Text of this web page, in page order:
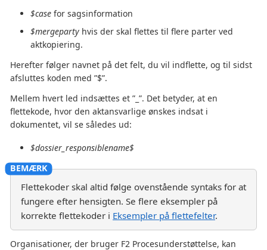
$case for sagsinformation
$mergeparty hvis der skal flettes til flere parter ved
aktkopiering.
Herefter følger navnet på det felt, du vil indflette, og til sidst
afsluttes koden med ”$”.
Mellem hvert led indsættes et ”_”. Det betyder, at en
flettekode, hvor den aktansvarlige ønskes indsat i
dokumentet, vil se således ud:
$dossier_responsiblename$
Flettekoder skal altid følge ovenstående syntaks for at
fungere efter hensigten. Se flere eksempler på
korrekte flettekoder i Eksempler på flettefelter.
Organisationer, der bruger F2 Procesunderstøttelse, kan